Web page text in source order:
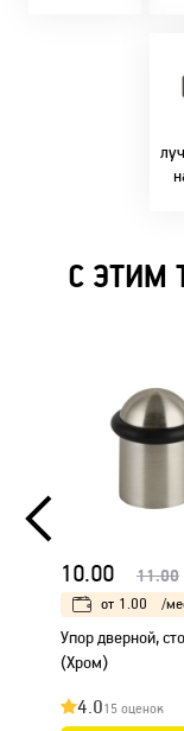
С ЭТИМ
10.00 11.00
от 1.00 /
Упор дверной,
(Хром)
4.015 оценок